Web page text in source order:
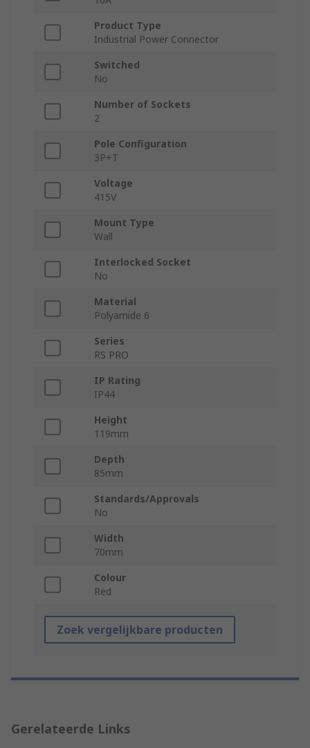
Product Type
Industrial Power Connector
Switched
No
Number of Sockets
2
Pole Configuration
3P+T
Voltage
415V
Mount Type
Wall
Interlocked Socket
No
Material
Polyamide 6
Series
RS PRO
IP Rating
IP44
Height
119mm
Depth
85mm
Standards/Approvals
No
Width
70mm
Colour
Red
Zoek vergelijkbare producten
Gerelateerde Links